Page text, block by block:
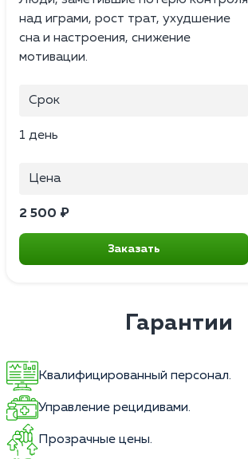
над играми, рост трат, ухудшение
сна и настроения, снижение
мотивации.
Срок
1 день
Цена
2 500 ₽
Заказать
Гарантии
Квалифицированный персонал.
Управление рецидивами.
Прозрачные цены.